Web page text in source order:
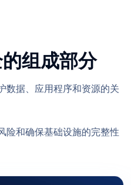
组成部分
数据、应用程序和资源的关
险和确保基础设施的完整性